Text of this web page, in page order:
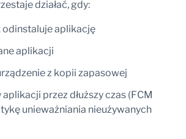
działać, gdy:
aplikację
aplikacji
z kopii zapasowej
przez dłuższy czas (FCM
unieważniania nieużywanych